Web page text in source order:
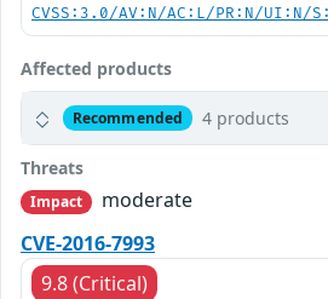
CVSS:3.0/AV:N/AC:L/PR:N/UI:N/
Affected products
Recommended 4 products
Threats
Impact
moderate
CVE-2016-7993
9.8 (Critical)